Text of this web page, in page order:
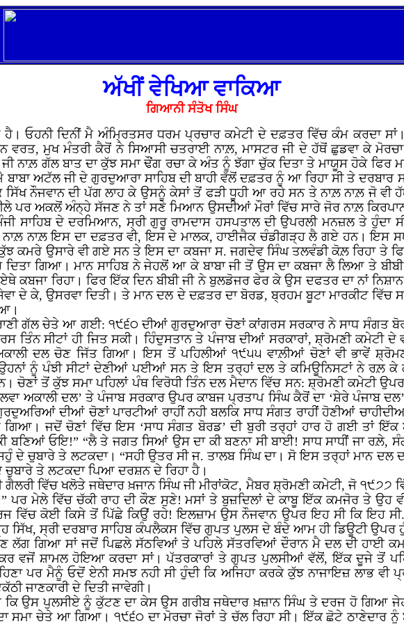
ਅੱਖੀਂ ਵੇਖਿਆ ਵਾਕਿਆ
ਗਿਆਨੀ ਸੰਤੋਖ ਸਿੰਘ
ਓਹਨੀ ਦਿਨੀਂ ਮੈ ਅੰਮ੍ਰਿਤਸਰ ਧਰਮ ਪ੍ਰਚਾਰ ਕਮੇਟੀ ਦੇ ਦਫ਼ਤਰ ਵਿੱਚ ਕੰਮ ਕਰਦਾ
ਵਰਤ, ਮੁਖ ਮੰਤਰੀ ਕੈਰੋਂ ਨੇ ਸਿਆਸੀ ਚਤਰਾਈ ਨਾਲ਼, ਮਾਸਟਰ ਜੀ ਦੇ ਹੱਥੋਂ ਛੁਡਵਾ ਕੇ
ਨਾਲ਼ ਗੱਲ ਬਾਤ ਦਾ ਕੁੱਝ ਸਮਾ ਢੌਂਗ ਰਚਾ ਕੇ ਅੰਤ ਨੂੰ ਝੱਗਾ ਚੁੱਕ ਦਿਤਾ ਤੇ ਮਾਯੂਸ ਹੋਕੇ
ਅਟੱਲ ਜੀ ਦੇ ਗੁਰਦੁਆਰਾ ਸਾਹਿਬ ਦੀ ਬਾਹੀ ਵੱਲੋਂ ਦਫ਼ਤਰ ਨੂੰ ਆ ਰਿਹਾ ਸੀ ਤੇ ਦਰਬਾਰ
ਨੌਜਵਾਨ ਦੀ ਪੱਗ ਲਾਹ ਕੇ ਉਸਨੂੰ ਕੇਸਾਂ ਤੋਂ ਫੜੀ ਧੂਹੀ ਆ ਰਹੇ ਸਨ ਤੇ ਨਾਲ਼ ਨਾਲ਼ ਜੋ ਵੀ
ਪਰ ਅਕਲੋਂ ਅੰਨ੍ਹੇ ਸੱਜਣ ਨੇ ਤਾਂ ਸਣੇ ਮਿਆਨ ਉਸਦੀਆਂ ਮੌਰਾਂ ਵਿੱਚ ਸਾਰੇ ਜੋਰ ਨਾਲ਼ ਕਿਰਪਾਨ
ਸਾਹਿਬ ਦੇ ਦਰਮਿਆਨ, ਸ੍ਰੀ ਗੁਰੂ ਰਾਮਦਾਸ ਹਸਪਤਾਲ ਦੀ ਉਪਰਲੀ ਮਨਜ਼ਲ ਤੇ ਹੁੰਦਾ
ਨਾਲ਼ ਇਸ ਦਾ ਦਫ਼ਤਰ ਵੀ, ਇਸ ਦੇ ਮਾਲਕ, ਹਾਈਜੈਕ ਚੰਡੀਗੜ੍ਹ ਲੈ ਗਏ ਹਨ। ਇਸ
ਕਮਰੇ ਉਸਾਰੇ ਵੀ ਗਏ ਸਨ ਤੇ ਇਸ ਦਾ ਕਬਜਾ ਸ. ਜਗਦੇਵ ਸਿੰਘ ਤਲਵੰਡੀ ਕੋਲ਼ ਰਿਹਾ ਤੇ
ਦਿਤਾ ਗਿਆ। ਮਾਨ ਸਾਹਿਬ ਨੇ ਜੇਹਲੋਂ ਆ ਕੇ ਬਾਬਾ ਜੀ ਤੋਂ ਉਸ ਦਾ ਕਬਜਾ ਲੈ ਲਿਆ ਤੇ
ਕਬਜਾ ਰਿਹਾ। ਫਿਰ ਇੱਕ ਦਿਨ ਬੀਬੀ ਜੀ ਨੇ ਬੁਲਡੋਜਰ ਫੇਰ ਕੇ ਉਸ ਦਫਤਰ ਦਾ ਨਾਂ ਨਿਸ਼ਾਨ
ਦੇ ਕੇ, ਉਸਰਵਾ ਦਿਤੀ। ਤੇ ਮਾਨ ਦਲ ਦੇ ਦਫ਼ਤਰ ਦਾ ਬੋਰਡ, ਬ੍ਰਹਮ ਬੂਟਾ ਮਾਰਕੀਟ
ਗੱਲ ਚੇਤੇ ਆ ਗਈ: ੧੯੬੦ ਦੀਆਂ ਗੁਰਦੁਆਰਾ ਚੋਣਾਂ ਕਾਂਗਰਸ ਸਰਕਾਰ ਨੇ ਸਾਧ ਸੰਗਤ
ਤਿੰਨ ਸੀਟਾਂ ਹੀ ਜਿਤ ਸਕੀ। ਹਿੰਦੁਸਤਾਨ ਤੇ ਪੰਜਾਬ ਦੀਆਂ ਸਰਕਾਰਾਂ, ਸ਼੍ਰੋਮਣੀ ਕਮੇਟੀ
ਦਲ ਚੋਣ ਜਿੱਤ ਗਿਆ। ਇਸ ਤੋਂ ਪਹਿਲੀਆਂ ੧੯੫੫ ਵਾਲ਼ੀਆਂ ਚੋਣਾਂ ਵੀ ਭਾਵੇਂ
ਨੂੰ ਪੰਝੀ ਸੀਟਾਂ ਦੇਣੀਆਂ ਪਈਆਂ ਸਨ ਤੇ ਇਸ ਤਰ੍ਹਾਂ ਦਲ ਤੇ ਕਮਿਊਨਿਸਟਾਂ ਨੇ ਰਲ਼ ਕੇ
ਚੋਣਾਂ ਤੋਂ ਕੁੱਝ ਸਮਾ ਪਹਿਲਾਂ ਪੰਥ ਵਿਰੋਧੀ ਤਿੰਨ ਦਲ ਮੈਦਾਨ ਵਿੱਚ ਸਨ: ਸ਼੍ਰੋਮਣੀ ਕਮੇਟੀ
ਅਕਾਲੀ ਦਲ’ ਤੇ ਪੰਜਾਬ ਸਰਕਾਰ ਉਪਰ ਕਾਬਜ ਪ੍ਰਤਾਪ ਸਿੰਘ ਕੈਰੋਂ ਦਾ ‘ਸ਼ੇਰੇ ਪੰਜਾਬ
ਦੀਆਂ ਚੋਣਾਂ ਪਾਰਟੀਆਂ ਰਾਹੀਂ ਨਹੀ ਬਲਕਿ ਸਾਧ ਸੰਗਤ ਰਾਹੀਂ ਹੋਣੀਆਂ
ਜਦੋਂ ਚੋਣਾਂ ਵਿੱਚ ਇਸ ‘ਸਾਧ ਸੰਗਤ ਬੋਰਡ’ ਦੀ ਬੁਰੀ ਤਰ੍ਹਾਂ ਹਾਰ ਹੋ ਗਈ ਤਾਂ
ਬਣਿਆਂ ਓਇ!” “ਲੈ ਤੇ ਜਗਤ ਸਿਆਂ ਉਸ ਦਾ ਕੀ ਬਣਨਾ ਸੀ ਬਾਈ! ਸਾਧ ਸਾਧੀਂ ਜਾ ਰਲ਼ੇ,
ਦੇ ਚੁਬਾਰੇ ਤੇ ਲਟਕਦਾ। “ਸਹੀ ਉਤਰ ਸੀ ਜ. ਤਾਲਬ ਸਿੰਘ ਦਾ। ਸੋ ਇਸ ਤਰ੍ਹਾਂ ਮਾਨ ਦਲ
ਚੁਬਾਰੇ ਤੇ ਲਟਕਦਾ ਪਿਆ ਦਰਸ਼ਨ ਦੇ ਰਿਹਾ ਹੈ।
ਵਿੱਚ ਖਲੋਤੇ ਜਥੇਦਾਰ ਖ਼ਜਾਨ ਸਿੰਘ ਜੀ ਮੀਰਾਂਕੋਟ, ਮੈਬਰ ਸ਼੍ਰੋਮਣੀ ਕਮੇਟੀ, ਜੋ ੧੯੭੭
ਪਰ ਮੇਲੇ ਵਿੱਚ ਚੱਕੀ ਰਾਹ ਦੀ ਕੌਣ ਸੁਣੇ! ਮਸਾਂ ਤੇ ਬੁਜ਼ਦਿਲਾਂ ਦੇ ਕਾਬੂ ਇੱਕ ਕਮਜੋਰ ਤੇ
ਵਿੱਚ ਕੋਈ ਕਿਸੇ ਤੋਂ ਪਿੱਛੇ ਕਿਉਂ ਰਹੇ! ਇਲਜ਼ਾਮ ਉਸ ਨੌਜਵਾਨ ਉਪਰ ਇਹ ਸੀ ਕਿ ਇਹ
ਸਿੱਖ, ਸ੍ਰੀ ਦਰਬਾਰ ਸਾਹਿਬ ਕੰਪਲੈਕਸ ਵਿੱਚ ਗੁਪਤ ਪੁਲਸ ਦੇ ਬੰਦੇ ਆਮ ਹੀ ਡਿਊਟੀ
ਲੱਗ ਗਿਆ ਸਾਂ ਜਦੋਂ ਪਿਛਲੇ ਸੱਠਵਿਆਂ ਤੇ ਪਹਿਲੇ ਸੱਤਰਵਿਆਂ ਦੌਰਾਨ ਮੈ ਦਲ ਦੀ ਹਾਈ
ਵਜੋਂ ਸ਼ਾਮਲ ਹੋਇਆ ਕਰਦਾ ਸਾਂ। ਪੱਤਰਕਾਰਾਂ ਤੇ ਗੁਪਤ ਪੁਲਸੀਆਂ ਵੱਲੋਂ, ਇੱਕ ਦੂਜੇ ਤੋਂ
ਪਰ ਮੈਨੂੰ ਓਦੋਂ ਏਨੀ ਸਮਝ ਨਹੀ ਸੀ ਹੁੰਦੀ ਕਿ ਅਜਿਹਾ ਕਰਕੇ ਕੁੱਝ ਨਾਜਾਇਜ਼ ਲਾਭ
ਜਾਣਕਾਰੀ ਦੇ ਦਿਤੀ ਜਾਵੇਗੀ।
ਉਸ ਪੁਲਸੀਏ ਨੂੰ ਕੁੱਟਣ ਦਾ ਕੇਸ ਉਸ ਗਰੀਬ ਜਥੇਦਾਰ ਖ਼ਜ਼ਾਨ ਸਿੰਘ ਤੇ ਦਰਜ ਹੋ ਗਿਆ
ਸਮਾ ਚੇਤੇ ਆ ਗਿਆ। ੧੯੬੦ ਦਾ ਮੋਰਚਾ ਜੋਰਾਂ ਤੇ ਚੱਲ ਰਿਹਾ ਸੀ। ਇੱਕ ਛੋਟੇ ਠਾਣੇਦਾਰ ਨੂੰ